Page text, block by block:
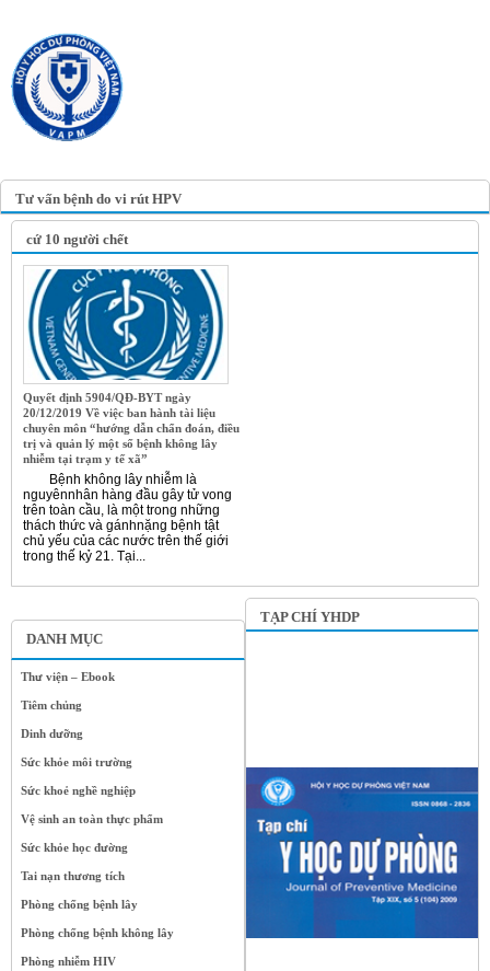
Tư vấn bệnh do vi rút HPV
DANH MỤC
Thư viện – Ebook
Tiêm chủng
Dinh dưỡng
Sức khỏe môi trường
Sức khoẻ nghề nghiệp
Vệ sinh an toàn thực phẩm
Sức khỏe học đường
Tai nạn thương tích
Phòng chống bệnh lây
Phòng chống bệnh không lây
Phòng nhiễm HIV
cứ 10 người chết
Quyết định 5904/QĐ-BYT ngày
20/12/2019 Về việc ban hành tài liệu
chuyên môn “hướng dẫn chẩn đoán, điều
trị và quản lý một số bệnh không lây
nhiễm tại trạm y tế xã”
Bệnh không lây nhiễm là
nguyênnhân hàng đầu gây tử vong
trên toàn cầu, là một trong những
thách thức và gánhnặng bệnh tật
chủ yếu của các nước trên thế giới
trong thế kỷ 21. Tại...
TẠP CHÍ YHDP